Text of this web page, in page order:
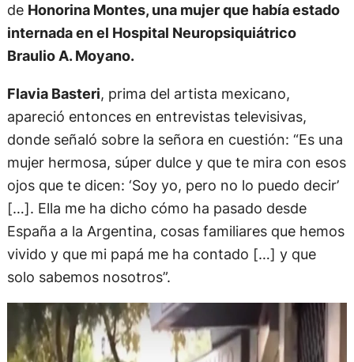
de Honorina Montes, una mujer que había estado
internada en el Hospital Neuropsiquiátrico
Braulio A. Moyano.
Flavia Basteri, prima del artista mexicano,
apareció entonces en entrevistas televisivas,
donde señaló sobre la señora en cuestión: “Es una
mujer hermosa, súper dulce y que te mira con esos
ojos que te dicen: ‘Soy yo, pero no lo puedo decir’
[…]. Ella me ha dicho cómo ha pasado desde
España a la Argentina, cosas familiares que hemos
vivido y que mi papá me ha contado […] y que
solo sabemos nosotros”.